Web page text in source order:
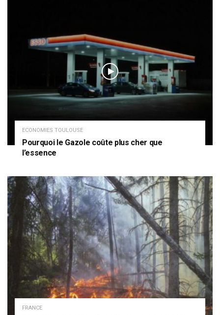
ECONOMIES TOULOUSE
Pourquoi le Gazole coûte plus cher que
l’essence
FRANCE